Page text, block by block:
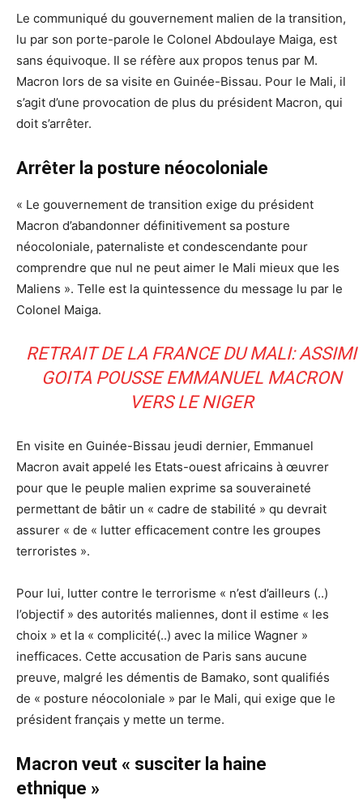
Le communiqué du gouvernement malien de la transition,
lu par son porte-parole le Colonel Abdoulaye Maiga, est
sans équivoque. Il se réfère aux propos tenus par M.
Macron lors de sa visite en Guinée-Bissau. Pour le Mali, il
s’agit d’une provocation de plus du président Macron, qui
doit s’arrêter.
Arrêter la posture néocoloniale
« Le gouvernement de transition exige du président
Macron d’abandonner définitivement sa posture
néocoloniale, paternaliste et condescendante pour
comprendre que nul ne peut aimer le Mali mieux que les
Maliens ». Telle est la quintessence du message lu par le
Colonel Maiga.
RETRAIT DE LA FRANCE DU MALI: ASSIMI
GOITA POUSSE EMMANUEL MACRON
VERS LE NIGER
En visite en Guinée-Bissau jeudi dernier, Emmanuel
Macron avait appelé les Etats-ouest africains à œuvrer
pour que le peuple malien exprime sa souveraineté
permettant de bâtir un « cadre de stabilité » qu devrait
assurer « de « lutter efficacement contre les groupes
terroristes ».
Pour lui, lutter contre le terrorisme « n’est d’ailleurs (..)
l’objectif » des autorités maliennes, dont il estime « les
choix » et la « complicité(..) avec la milice Wagner »
inefficaces. Cette accusation de Paris sans aucune
preuve, malgré les démentis de Bamako, sont qualifiés
de « posture néocoloniale » par le Mali, qui exige que le
président français y mette un terme.
Macron veut « susciter la haine
ethnique »